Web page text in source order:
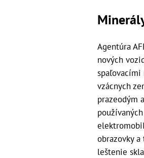
Agentúra
nových
spaľovacími
vzácnych
prazeodým
obrazovky
leštenie